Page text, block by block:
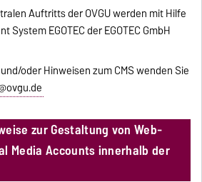
Auftritts der OVGU werden mit Hilfe
System EGOTEC der EGOTEC GmbH
oder Hinweisen zum CMS wenden Sie
zur Gestaltung von Web-
Media Accounts innerhalb der